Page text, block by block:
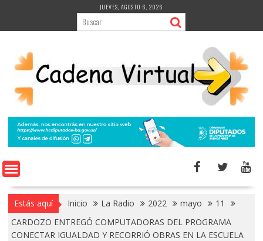
contenido
JUEVES, AGOSTO 6, 2026
Estás aquí Inicio La Radio 2022 mayo
11
CARDOZO ENTREGÓ COMPUTADORAS DEL PROGRAMA
CONECTAR IGUALDAD Y RECORRIÓ OBRAS EN LA ESCUELA